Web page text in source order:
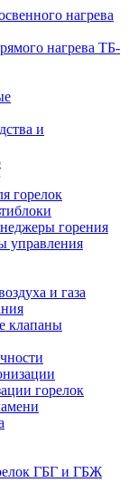
нагрева
нагрева ТБ-
и
горелок
горения
управления
и газа
клапаны
горелок
ГБГ и ГБЖ